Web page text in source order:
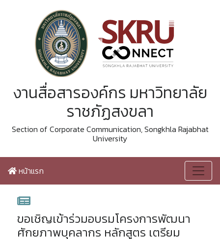
งานสื่อสารองค์กร มหาวิทยาลัย
ราชภัฏสงขลา
Section of Corporate Communication, Songkhla Rajabhat
University
หน้าแรก
ขอเชิญเข้าร่วมอบรมโครงการพัฒนา
ศักยภาพบุคลากร หลักสูตร เตรียม